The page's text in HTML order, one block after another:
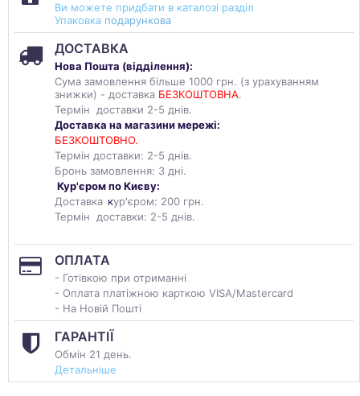
Ви можете придбати в каталозі разділ
Упаковка подарункова
ДОСТАВКА
Нова Пошта (відділення):
Сума замовлення більше 1000 грн. (з урахуванням
знижки) - доставка БЕЗКОШТОВНА.
Термін доставки 2-5 днів.
Доставка на магазини мережі:
БЕЗКОШТОВНО.
Термін доставки: 2-5 днів.
Бронь замовлення: 3 дні.
Кур'єром по Києву:
Доставка кур'єром: 200 грн.
Термін доставки: 2-5 днів.
ОПЛАТА
- Готівкою при отриманні
- Оплата платіжною карткою VISA/Mastercard
- На Новій Пошті
ГАРАНТІЇ
Обмін 21 день.
Детальніше